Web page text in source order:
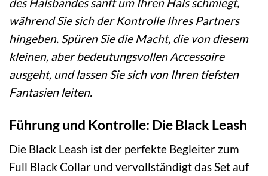
während Sie sich der Kontrolle Ihres Partners
hingeben. Spüren Sie die Macht, die von diesem
kleinen, aber bedeutungsvollen Accessoire
ausgeht, und lassen Sie sich von Ihren tiefsten
Fantasien leiten.
Führung und Kontrolle: Die Black Leash
Die Black Leash ist der perfekte Begleiter zum
Full Black Collar und vervollständigt das Set auf